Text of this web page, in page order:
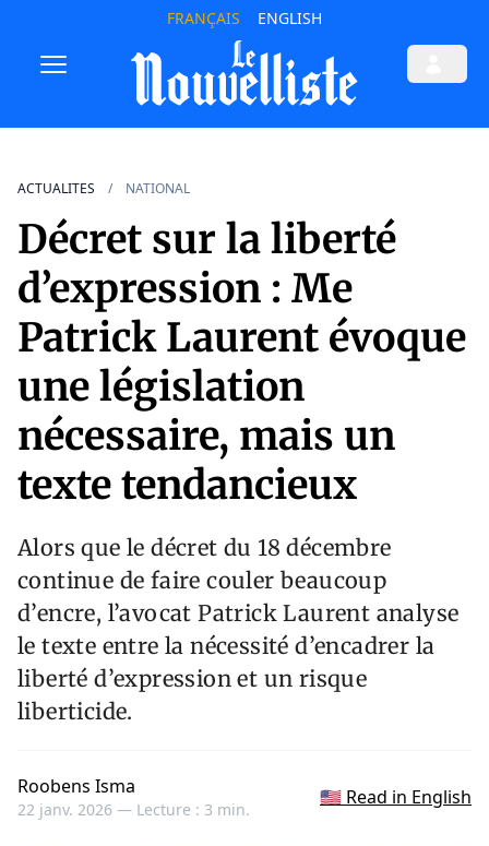
FRANÇAIS ENGLISH
ACTUALITES NATIONAL
Décret sur la liberté
d’expression : Me
Patrick Laurent évoque
une législation
nécessaire, mais un
texte tendancieux
Alors que le décret du 18 décembre
continue de faire couler beaucoup
d’encre, l’avocat Patrick Laurent analyse
le texte entre la nécessité d’encadrer la
liberté d’expression et un risque
liberticide.
Roobens Isma
22 janv. 2026 — Lecture : 3 min.
🇺🇸 Read in English